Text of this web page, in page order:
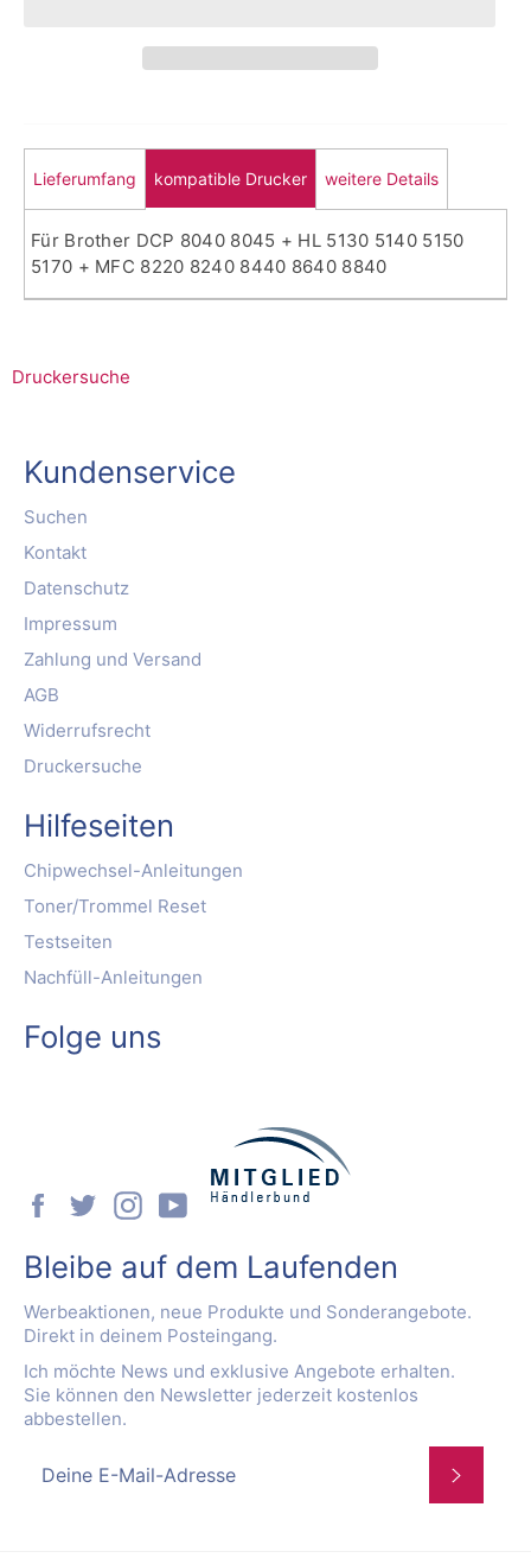
Lieferumfang kompatible Drucker weitere Details
Für Brother DCP 8040 8045 + HL 5130 5140 5150
5170 + MFC 8220 8240 8440 8640 8840
Druckersuche
Kundenservice
Suchen
Kontakt
Datenschutz
Impressum
Zahlung und Versand
AGB
Widerrufsrecht
Druckersuche
Hilfeseiten
Chipwechsel-Anleitungen
Toner/Trommel Reset
Testseiten
Nachfüll-Anleitungen
Folge uns
FacebookTwitterInstagramYouTube
Bleibe auf dem Laufenden
Werbeaktionen, neue Produkte und Sonderangebote.
Direkt in deinem Posteingang.
Ich möchte News und exklusive Angebote erhalten.
Sie können den Newsletter jederzeit kostenlos
abbestellen.